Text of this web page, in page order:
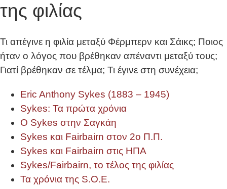
της φιλίας
Τι απέγινε η φιλία μεταξύ Φέρμπερν και Σάικς; Ποιος
ήταν ο λόγος που βρέθηκαν απέναντι μεταξύ τους;
Γιατί βρέθηκαν σε τέλμα; Τι έγινε στη συνέχεια;
Eric Anthony Sykes (1883 – 1945)
Sykes: Τα πρώτα χρόνια
Ο Sykes στην Σαγκάη
Sykes και Fairbairn στον 2ο Π.Π.
Sykes και Fairbairn στις ΗΠΑ
Sykes/Fairbairn, το τέλος της φιλίας
Τα χρόνια της S.O.E.